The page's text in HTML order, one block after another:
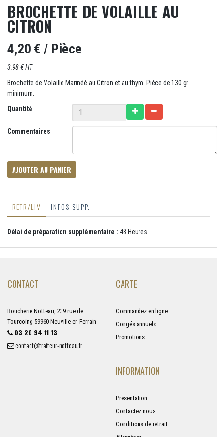
BROCHETTE DE VOLAILLE AU
CITRON
4,20 € / Pièce
3,98 € HT
Brochette de Volaille Marinéé au Citron et au thym. Pièce de 130 gr
minimum.
Quantité
Commentaires
AJOUTER AU PANIER
RETR/LIV INFOS SUPP.
Délai de préparation supplémentaire : 48 Heures
CONTACT
Boucherie Notteau, 239 rue de
Tourcoing 59960 Neuville en Ferrain
03 20 94 11 13
contact@traiteur-notteau.fr
CARTE
Commandez en ligne
Congés annuels
Promotions
INFORMATION
Presentation
Contactez nous
Conditions de retrait